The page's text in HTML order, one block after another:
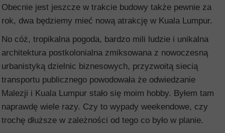
Obecnie jest jeszcze w trakcie budowy także pewnie za
rok, dwa będziemy mieć nową atrakcję w Kuala Lumpur.
No cóż, tropikalna pogoda, bardzo mili ludzie i unikalna
architektura postkolonialna zmiksowana z nowoczesną
urbanistyką dzielnic biznesowych, przyzwoitą siecią
transportu publicznego powodowała że odwiedzanie
Malezji i Kuala Lumpur stało się moim hobby. Byłem tam
naprawdę wiele razy. Czy to wypady weekendowe, czy
trochę dłuższe w zależności od tego co było w planie.